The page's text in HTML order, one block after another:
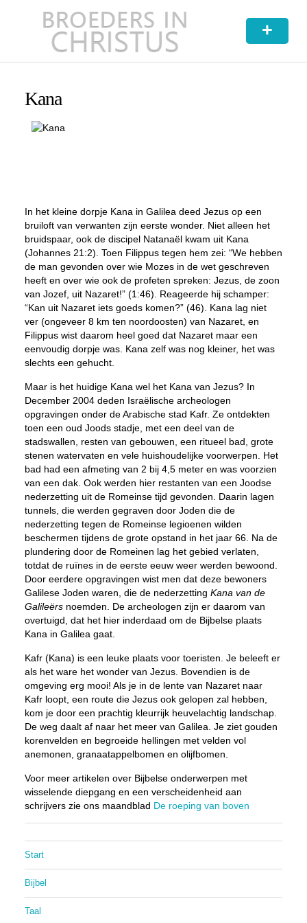
+
Kana
In het kleine dorpje Kana in Galilea deed Jezus op een
bruiloft van verwanten zijn eerste wonder. Niet alleen het
bruidspaar, ook de discipel Natanaël kwam uit Kana
(Johannes 21:2). Toen Filippus tegen hem zei: “We hebben
de man gevonden over wie Mozes in de wet geschreven
heeft en over wie ook de profeten spreken: Jezus, de zoon
van Jozef, uit Nazaret!” (1:46). Reageerde hij schamper:
“Kan uit Nazaret iets goeds komen?” (46). Kana lag niet
ver (ongeveer 8 km ten noordoosten) van Nazaret, en
Filippus wist daarom heel goed dat Nazaret maar een
eenvoudig dorpje was. Kana zelf was nog kleiner, het was
slechts een gehucht.
Maar is het huidige Kana wel het Kana van Jezus? In
December 2004 deden Israëlische archeologen
opgravingen onder de Arabische stad Kafr. Ze ontdekten
toen een oud Joods stadje, met een deel van de
stadswallen, resten van gebouwen, een ritueel bad, grote
stenen watervaten en vele huishoudelijke voorwerpen. Het
bad had een afmeting van 2 bij 4,5 meter en was voorzien
van een dak. Ook werden hier restanten van een Joodse
nederzetting uit de Romeinse tijd gevonden. Daarin lagen
tunnels, die werden gegraven door Joden die de
nederzetting tegen de Romeinse legioenen wilden
beschermen tijdens de grote opstand in het jaar 66. Na de
plundering door de Romeinen lag het gebied verlaten,
totdat de ruïnes in de eerste eeuw weer werden bewoond.
Door eerdere opgravingen wist men dat deze bewoners
Galilese Joden waren, die de nederzetting Kana van de
Galileërsnoemden. De archeologen zijn er daarom van
overtuigd, dat het hier inderdaad om de Bijbelse plaats
Kana in Galilea gaat.
Kafr (Kana) is een leuke plaats voor toeristen. Je beleeft er
als het ware het wonder van Jezus. Bovendien is de
omgeving erg mooi! Als je in de lente van Nazaret naar
Kafr loopt, een route die Jezus ook gelopen zal hebben,
kom je door een prachtig kleurrijk heuvelachtig landschap.
De weg daalt af naar het meer van Galilea. Je ziet gouden
korenvelden en begroeide hellingen met velden vol
anemonen, granaatappelbomen en olijfbomen.
Voor meer artikelen over Bijbelse onderwerpen met
wisselende diepgang en een verscheidenheid aan
schrijvers zie ons maandblad De roeping van boven
Start
Bijbel
Taal